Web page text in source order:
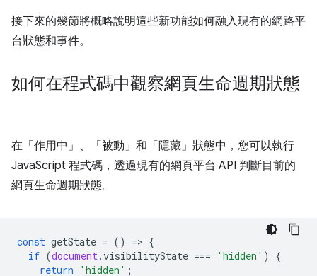
接下來的幾節將概略說明這些新功能如何融入現有的網路平
台狀態和事件。
如何在程式碼中觀察網頁生命週期狀態
在「作用中」 、「被動」 和「隱藏」 狀態中，您可以執行
JavaScript 程式碼，透過現有的網頁平台 API 判斷目前的
網頁生命週期狀態。
const getState = () => {
if (document .visibilityState === 'hidden' )
{
return
'hidden' ;